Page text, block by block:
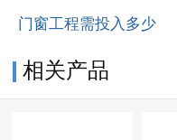
门窗工程需投入多少
相关产品